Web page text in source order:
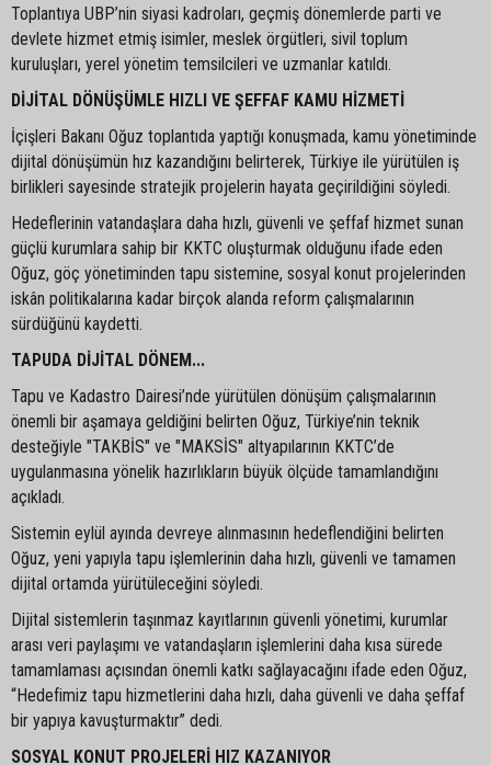
Toplantıya UBP’nin siyasi kadroları, geçmiş dönemlerde parti ve
devlete hizmet etmiş isimler, meslek örgütleri, sivil toplum
kuruluşları, yerel yönetim temsilcileri ve uzmanlar katıldı.
DİJİTAL DÖNÜŞÜMLE HIZLI VE ŞEFFAF KAMU HİZMETİ
İçişleri Bakanı Oğuz toplantıda yaptığı konuşmada, kamu yönetiminde
dijital dönüşümün hız kazandığını belirterek, Türkiye ile yürütülen iş
birlikleri sayesinde stratejik projelerin hayata geçirildiğini söyledi.
Hedeflerinin vatandaşlara daha hızlı, güvenli ve şeffaf hizmet sunan
güçlü kurumlara sahip bir KKTC oluşturmak olduğunu ifade eden
Oğuz, göç yönetiminden tapu sistemine, sosyal konut projelerinden
iskân politikalarına kadar birçok alanda reform çalışmalarının
sürdüğünü kaydetti.
TAPUDA DİJİTAL DÖNEM...
Tapu ve Kadastro Dairesi’nde yürütülen dönüşüm çalışmalarının
önemli bir aşamaya geldiğini belirten Oğuz, Türkiye’nin teknik
desteğiyle "TAKBİS" ve "MAKSİS" altyapılarının KKTC’de
uygulanmasına yönelik hazırlıkların büyük ölçüde tamamlandığını
açıkladı.
Sistemin eylül ayında devreye alınmasının hedeflendiğini belirten
Oğuz, yeni yapıyla tapu işlemlerinin daha hızlı, güvenli ve tamamen
dijital ortamda yürütüleceğini söyledi.
Dijital sistemlerin taşınmaz kayıtlarının güvenli yönetimi, kurumlar
arası veri paylaşımı ve vatandaşların işlemlerini daha kısa sürede
tamamlaması açısından önemli katkı sağlayacağını ifade eden Oğuz,
“Hedefimiz tapu hizmetlerini daha hızlı, daha güvenli ve daha şeffaf
bir yapıya kavuşturmaktır” dedi.
SOSYAL KONUT PROJELERİ HIZ KAZANIYOR